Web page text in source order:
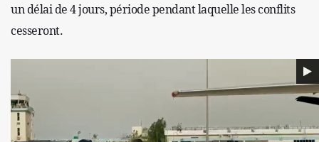
un délai de 4 jours, période pendant laquelle les conflits
cesseront.